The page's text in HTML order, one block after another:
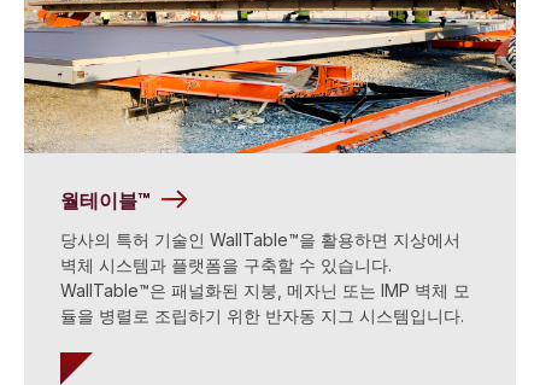
월테이블™
당사의 특허 기술인 WallTable™을 활용하면 지상에서
벽체 시스템과 플랫폼을 구축할 수 있습니다.
WallTable™은 패널화된 지붕, 메자닌 또는 IMP 벽체 모
듈을 병렬로 조립하기 위한 반자동 지그 시스템입니다.